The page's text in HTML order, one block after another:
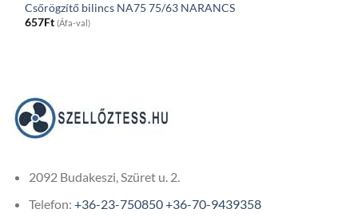
Csőrögzítő bilincs NA75 75/63 NARANCS
657Ft (Áfa-val)
2092 Budakeszi, Szüret u. 2.
Telefon: +36-23-750850+36-70-9439358